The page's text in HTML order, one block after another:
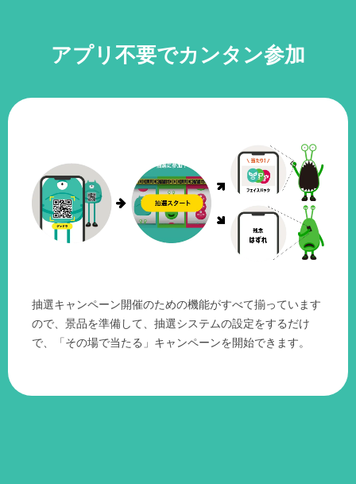
アプリ不要でカンタン参加
抽選キャンペーン開催のための機能がすべて揃っています
ので、景品を準備して、抽選システムの設定をするだけ
で、「その場で当たる」キャンペーンを開始できます。